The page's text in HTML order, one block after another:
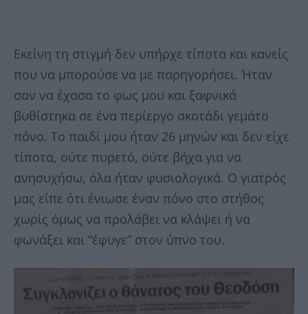
Εκείνη τη στιγμή δεν υπήρχε τίποτα και κανείς
που να μπορούσε να με παρηγορήσει. Ήταν
σαν να έχασα το φως μου και ξαφνικά
βυθίστηκα σε ένα περίεργο σκοτάδι γεμάτο
πόνο. Το παιδί μου ήταν 26 μηνών και δεν είχε
τίποτα, ούτε πυρετό, ούτε βήχα για να
ανησυχήσω, όλα ήταν φυσιολογικά. Ο γιατρός
μας είπε ότι ένιωσε έναν πόνο στο στήθος
χωρίς όμως να προλάβει να κλάψει ή να
φωνάξει και “έφυγε” στον ύπνο του.